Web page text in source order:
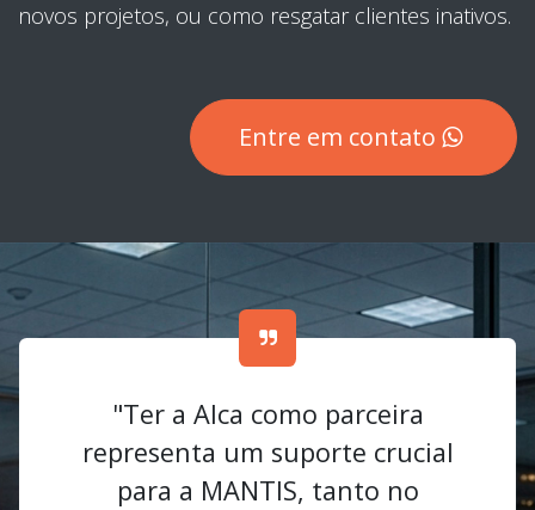
novos projetos, ou como resgatar clientes inativos.
Entre em contato
"Ter a Alca como parceira
representa um suporte crucial
para a MANTIS, tanto no